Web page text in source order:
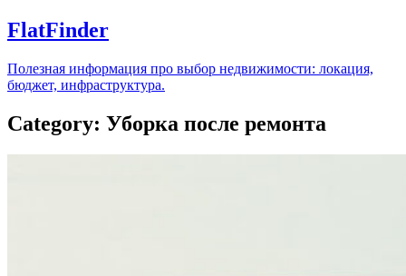
FlatFinder
Полезная информация про выбор недвижимости: локация,
бюджет, инфраструктура.
Category: Уборка после ремонта